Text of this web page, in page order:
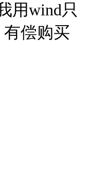
用wind只
偿购买